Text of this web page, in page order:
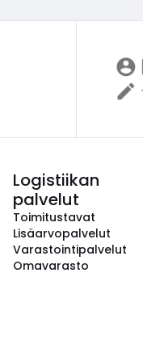
Logistiikan
palvelut
Toimitustavat
Lisäarvopalvelut
Varastointipalvelut
Omavarasto